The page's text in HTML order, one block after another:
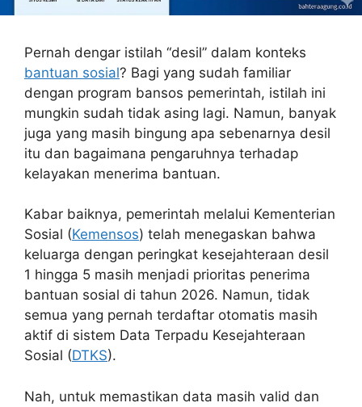
Pernah dengar istilah “desil” dalam konteks
bantuan sosial? Bagi yang sudah familiar
dengan program bansos pemerintah, istilah ini
mungkin sudah tidak asing lagi. Namun, banyak
juga yang masih bingung apa sebenarnya desil
itu dan bagaimana pengaruhnya terhadap
kelayakan menerima bantuan.
Kabar baiknya, pemerintah melalui Kementerian
Sosial (Kemensos) telah menegaskan bahwa
keluarga dengan peringkat kesejahteraan desil
1 hingga 5 masih menjadi prioritas penerima
bantuan sosial di tahun 2026. Namun, tidak
semua yang pernah terdaftar otomatis masih
aktif di sistem Data Terpadu Kesejahteraan
Sosial (DTKS).
Nah, untuk memastikan data masih valid dan